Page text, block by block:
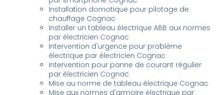
Installation domotique pour pilotage de
chauffage Cognac
Installer un tableau électrique ABB aux normes
par électricien Cognac
Intervention d'urgence pour problème
électrique par électricien Cognac
Intervention pour panne de courant régulier
par électricien Cognac
Mise au norme de tableau électrique Cognac
Mise aux normes d'armoire électrique par